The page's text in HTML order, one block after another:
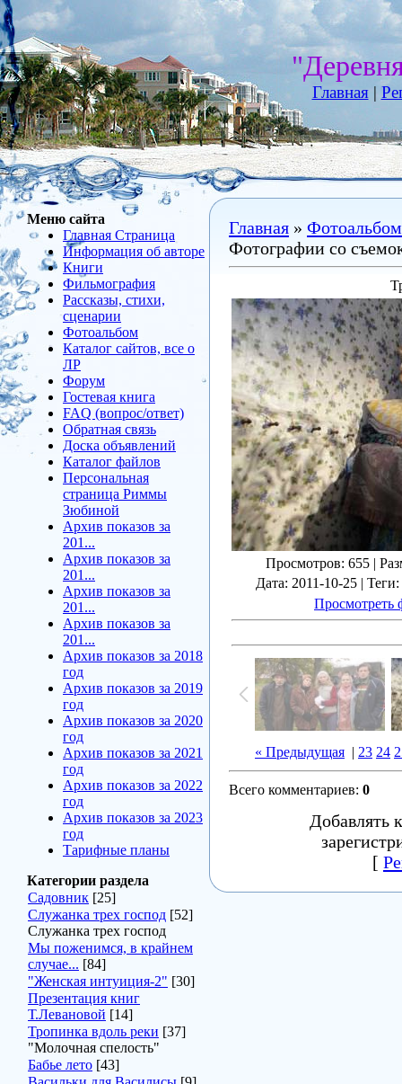
Главная|
Меню сайта
Главная Страница
Информация об авторе
Книги
Фильмография
Рассказы, стихи,
сценарии
Фотоальбом
Каталог сайтов, все о
ЛР
Форум
Гостевая книга
FAQ (вопрос/ответ)
Обратная связь
Доска объявлений
Каталог файлов
Персональная
страница Риммы
Зюбиной
Архив показов за
201...
Архив показов за
201...
Архив показов за
201...
Архив показов за
201...
Архив показов за 2018
год
Архив показов за 2019
год
Архив показов за 2020
год
Архив показов за 2021
год
Архив показов за 2022
год
Архив показов за 2023
год
Тарифные планы
Категории раздела
Садовник [25]
Служанка трех господ [52]
Служанка трех господ
Мы поженимся, в крайнем
случае... [84]
"Женская интуиция-2" [30]
Презентация книг
Т.Левановой [14]
Тропинка вдоль реки [37]
"Молочная спелость"
Бабье лето [43]
Главная » Фотоальбом
Фотографии со
Просмотров: 655 |
Дата: 2011-10-25 | Теги:
Просмотреть
« Предыдущая | 23 24
Всего комментариев: 0
Добавлять
[